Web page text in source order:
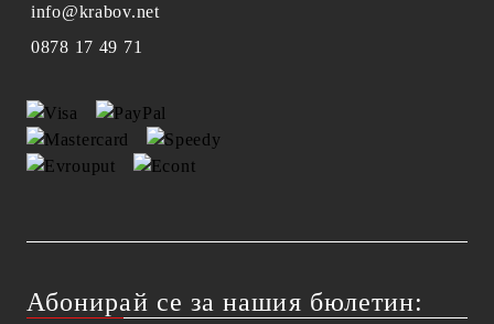
info@krabov.net
0878 17 49 71
Абонирай се за нашия бюлетин: